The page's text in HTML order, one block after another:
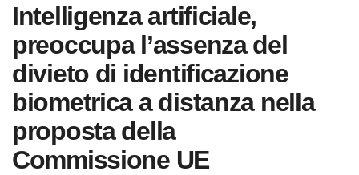
Intelligenza artificiale,
preoccupa l’assenza del
divieto di identificazione
biometrica a distanza nella
proposta della
Commissione UE